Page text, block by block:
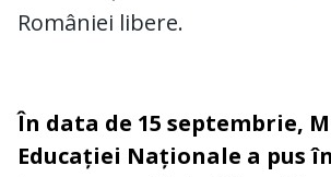
României libere.
În data de 15 septembrie,
Educației Naționale a pus în